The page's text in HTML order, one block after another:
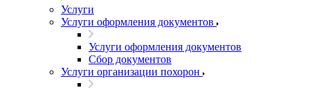
Услуги
Услуги оформления документов
Услуги оформления документов
Сбор документов
Услуги организации похорон